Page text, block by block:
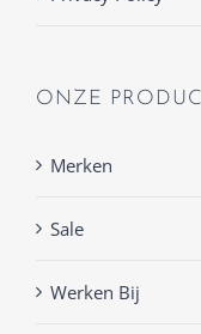
ONZE
Merken
Sale
Werken Bij